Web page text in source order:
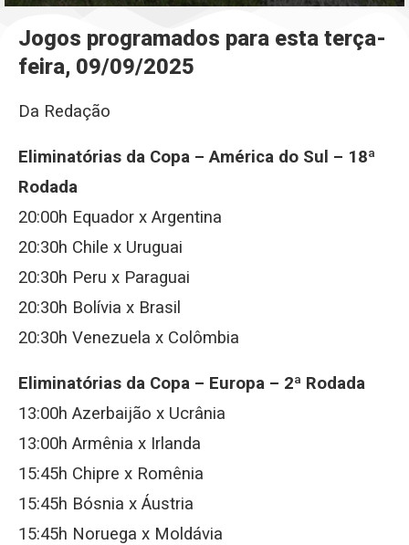
Jogos programados para esta terça-
feira, 09/09/2025
Da Redação
Eliminatórias da Copa – América do Sul – 18ª
Rodada
20:00h Equador x Argentina
20:30h Chile x Uruguai
20:30h Peru x Paraguai
20:30h Bolívia x Brasil
20:30h Venezuela x Colômbia
Eliminatórias da Copa – Europa – 2ª Rodada
13:00h Azerbaijão x Ucrânia
13:00h Armênia x Irlanda
15:45h Chipre x Romênia
15:45h Bósnia x Áustria
15:45h Noruega x Moldávia